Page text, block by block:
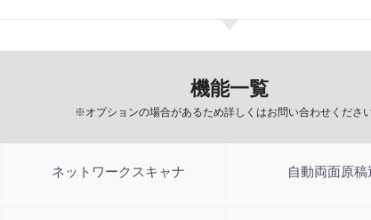
機能一覧
※オプションの場合があるため詳しくはお問い合わせください
ネットワークスキャナ 自動両面原稿